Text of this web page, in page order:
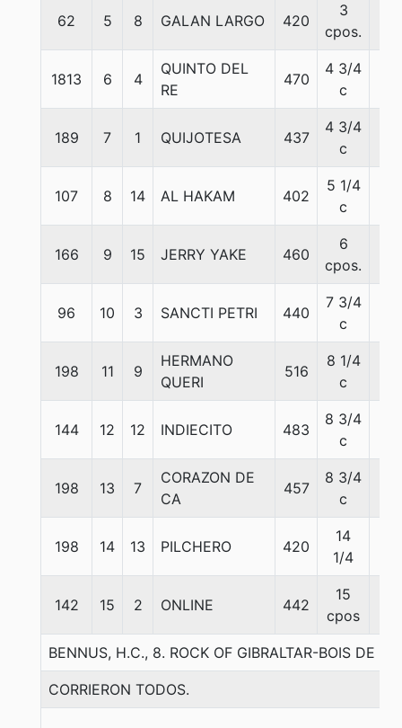
62 5 8 GALAN LARGO 420
3
cpos.
1813 6 4
QUINTO DEL
RE
470
4 3/4
c
189 7 1 QUIJOTESA 437
4 3/4
c
107 8 14 AL HAKAM 402
5 1/4
c
166 9 15 JERRY YAKE 460
6
cpos.
96 10 3 SANCTI PETRI 440
7 3/4
c
198 11 9
HERMANO
QUERI
516
8 1/4
c
144 12 12 INDIECITO 483
8 3/4
c
198 13 7
CORAZON DE
CA
457
8 3/4
c
198 14 13 PILCHERO 420
14
1/4
142 15 2 ONLINE 442
15
cpos
BENNUS, H.C., 8. ROCK OF GIBRALTAR-BOIS DE
CORRIERON TODOS.